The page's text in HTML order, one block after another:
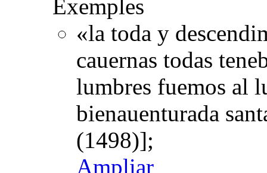
Exemples
«la toda y
cauernas todas
lumbres fuemos al
bienauenturada
(1498)];
Ampliar